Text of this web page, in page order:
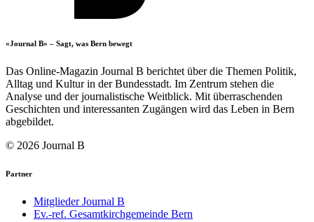
«Journal B» – Sagt, was Bern bewegt
Das Online-Magazin Journal B berichtet über die Themen Politik,
Alltag und Kultur in der Bundesstadt. Im Zentrum stehen die
Analyse und der journalistische Weitblick. Mit überraschenden
Geschichten und interessanten Zugängen wird das Leben in Bern
abgebildet.
© 2026 Journal B
Partner
Mitglieder Journal B
Ev.-ref. Gesamtkirchgemeinde Bern